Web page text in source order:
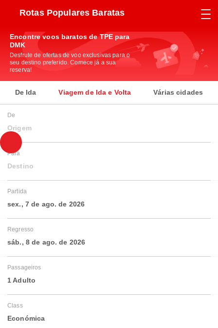
Rotas Populares Baratas
Encontre voos baratos de TPE para
DMK
Desfrute de ofertas de voo exclusivas para o
seu destino preferido. Comece já a sua
reserva!
De Ida Viagem de Ida e Volta Várias cidades
De
Origem
Para
Destino
Partida
sex., 7 de ago. de 2026
Regresso
sáb., 8 de ago. de 2026
Passageiros
1 Adulto
Class
Económica